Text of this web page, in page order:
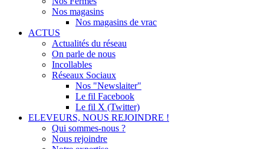
Nos magasins
Nos magasins de vrac
ACTUS
Actualités du réseau
On parle de nous
Incollables
Réseaux Sociaux
Nos "Newslaiter"
Le fil Facebook
Le fil X (Twitter)
ELEVEURS, NOUS REJOINDRE !
Qui sommes-nous ?
Nous rejoindre